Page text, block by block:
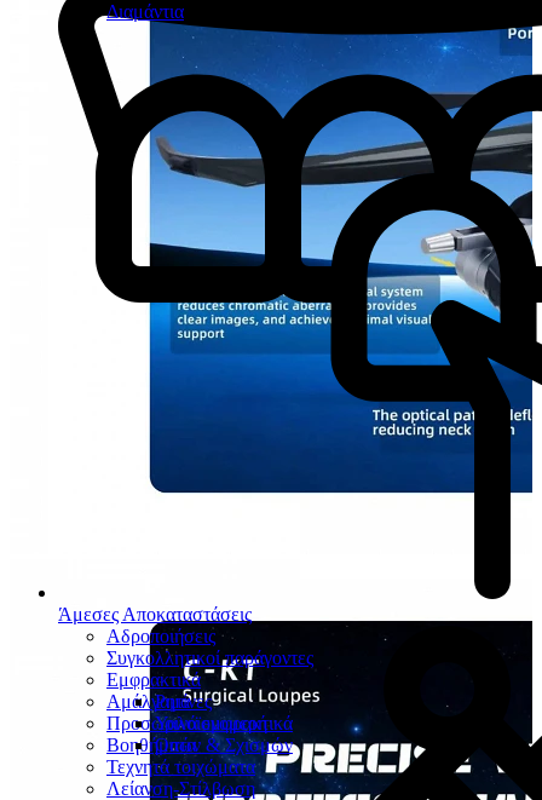
Διαμάντια
Άμεσες Αποκαταστάσεις
Αδροποιήσεις
Συγκολλητικοί παράγοντες
Εμφρακτικά
Ρητίνες
Υαλοϊονομερή
Οπών & Σχισμών
Αμάλγαμα
Προσωρινά εμφρακτικά
Βοηθήματα
Τεχνητά τοιχώματα
Λείανση-Στίλβωση